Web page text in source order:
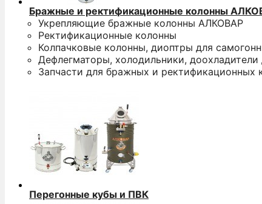
Бражные и ректификационные колонны
Укрепляющие бражные колонны АЛКОВАР
Ректификационные колонны
Колпачковые колонны, диоптры для
Дефлегматоры, холодильники,
Запчасти для бражных и ректификационных
Перегонные кубы и ПВК